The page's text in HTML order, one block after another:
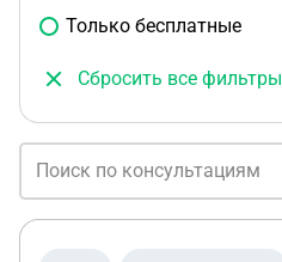
Только бесплатные
Сбросить все фильтры